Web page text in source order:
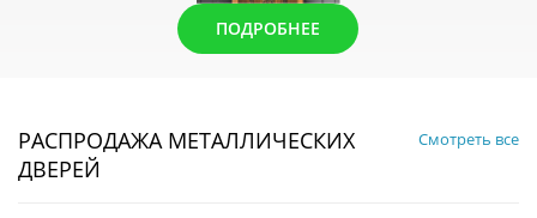
ПОДРОБНЕЕ
РАСПРОДАЖА МЕТАЛЛИЧЕСКИХ
ДВЕРЕЙ
Смотреть все